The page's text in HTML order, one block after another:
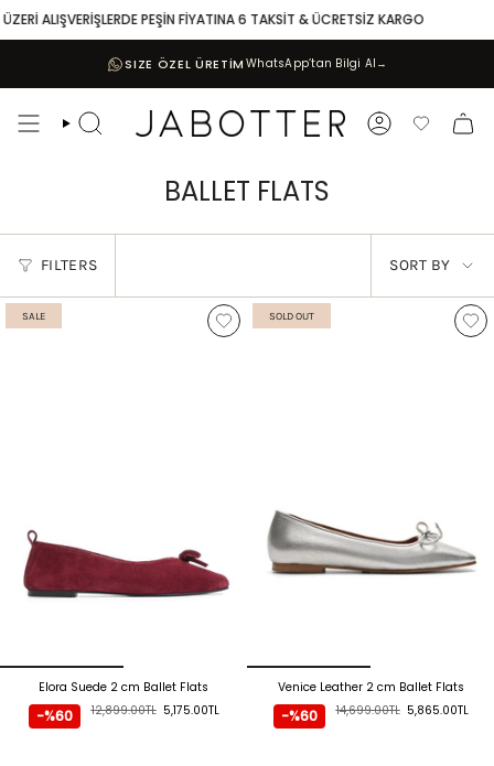
Skip
to
ALIŞVERİŞLERDE PEŞİN FİYATINA 6 TAKSİT & ÜCRETSİZ KARGO
SIZE ÖZEL ÜRETİM WhatsApp’tan Bilgi Al →
Search Account
BALLET FLATS
FILTERS
SORT
BY
SORT BY
SALE
Elora Suede 2 cm Ballet Flats
5,175.00TL
12,899.00TL
-%60
SOLD OUT
Venice Leather 2 cm Ballet Flats
5,865.00TL
14,699.00TL
-%60